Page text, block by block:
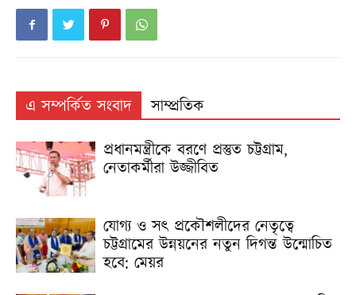
এ সম্পর্কিত সংবাদ
সাম্প্রতিক
প্রধানমন্ত্রীকে বরণে প্রস্তুত চট্টগ্রাম,
নেতাকর্মীরা উজ্জীবিত
যোগ্য ও সৎ প্রকৌশলীদের নেতৃত্বে
চট্টগ্রামের উন্নয়নের নতুন দিগন্ত উন্মোচিত
হবে: মেয়র